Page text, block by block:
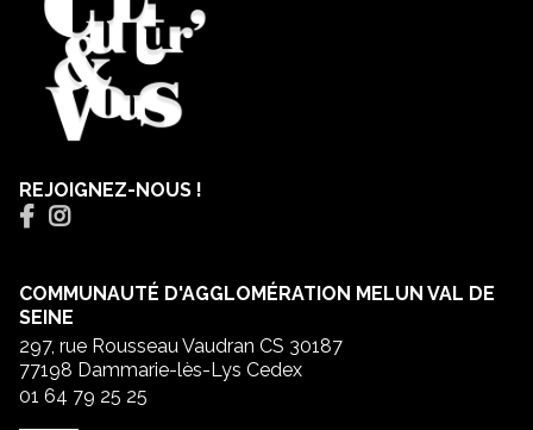
REJOIGNEZ-NOUS !
COMMUNAUTÉ D'AGGLOMÉRATION MELUN VAL DE
SEINE
297, rue Rousseau Vaudran CS 30187
77198 Dammarie-lès-Lys Cedex
01 64 79 25 25